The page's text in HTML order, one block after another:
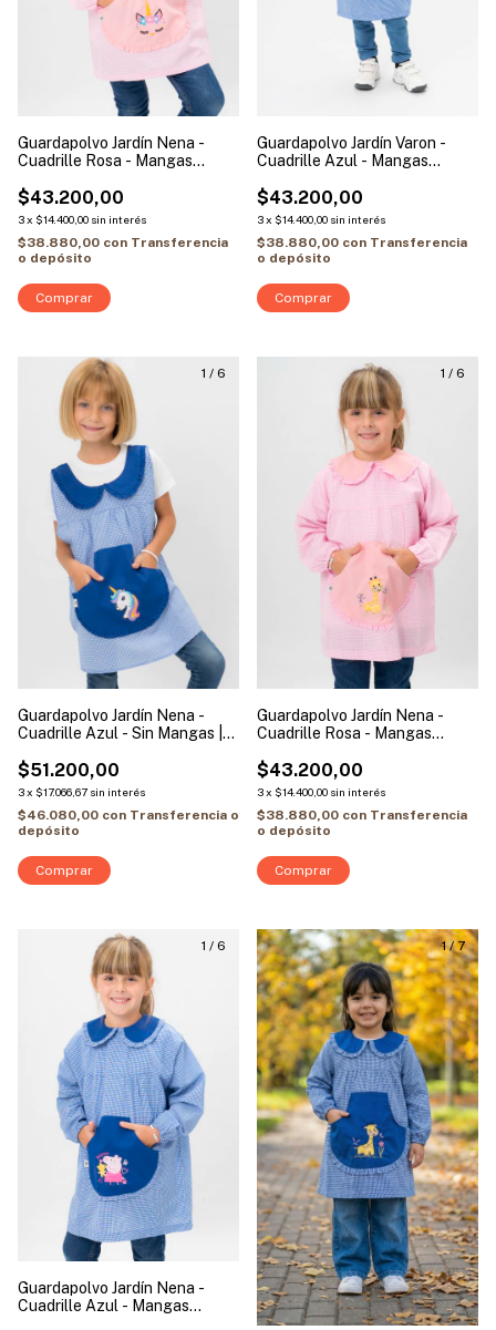
Guardapolvo Jardín Nena -
Cuadrille Rosa - Mangas
$43.200,00
3x $14.400,00 sin interés
$38.880,00 con Transferencia
o depósito
Comprar
Guardapolvo Jardín Varon -
Cuadrille Azul - Mangas
$43.200,00
3x $14.400,00 sin interés
$38.880,00 con Transferencia
o depósito
Comprar
1 / 6
Guardapolvo Jardín Nena -
Cuadrille Azul - Sin Mangas |
$51.200,00
3x $17.066,67 sin interés
$46.080,00 con Transferencia o
depósito
Comprar
1 / 6
Guardapolvo Jardín Nena -
Cuadrille Rosa - Mangas
$43.200,00
3x $14.400,00 sin interés
$38.880,00 con Transferencia
o depósito
Comprar
1 / 6
Guardapolvo Jardín Nena -
Cuadrille Azul - Mangas
1/7